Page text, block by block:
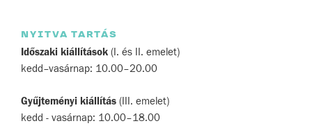
NYITVA TARTÁS
Időszaki kiállítások (I. és II. emelet)
kedd–vasárnap: 10.00–20.00
Gyűjteményi kiállítás (III. emelet)
kedd - vasárnap: 10.00–18.00